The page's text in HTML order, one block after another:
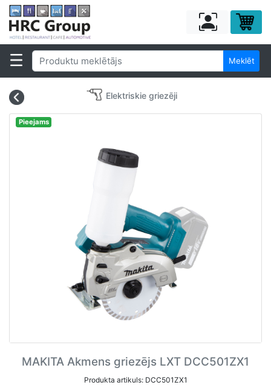
Meklēt
Elektriskie griezēji
Pieejams
MAKITA Akmens griezējs LXT DCC501ZX1
Produkta artikuls: DCC501ZX1